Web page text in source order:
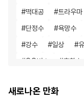
#떡대공 #트라우마
#단정수 #욕망수
#강수 #일상 #
#OO버스 #후회수
#수한정다정공
새로나온 만화